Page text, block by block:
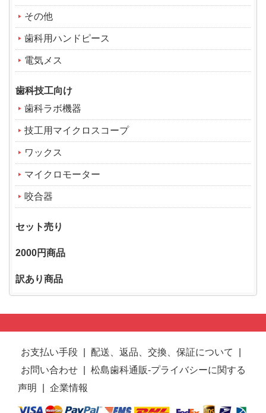
その他
歯科用ハンドピース
電気メス
歯科技工向け
歯科ラボ機器
技工用マイクロスコープ
ワックス
マイクロモーター
咬合器
セット売り
2000円商品
訳あり商品
お支払い手段 配送、返品、交換、保証について
お問い合わせ
松島歯科通販-プライバシーに関する
声明
企業情報